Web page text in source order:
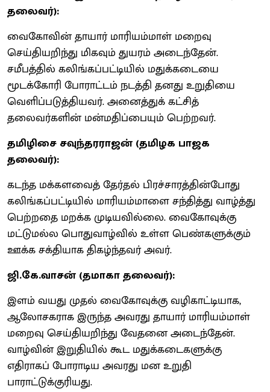
தலைவர்):
வைகோவின் தாயார் மாரியம்மாள் மறைவு
செய்தியறிந்து மிகவும் துயரம் அடைந்தேன்.
சமீபத்தில் கலிங்கப்பட்டியில் மதுக்கடையை
மூடக்கோரி போராட்டம் நடத்தி தனது உறுதியை
வெளிப்படுத்தியவர். அனைத்துக் கட்சித்
தலைவர்களின் மன்மதிப்பையும் பெற்றவர்.
தமிழிசை சவுந்தரராஜன் (தமிழக பாஜக
தலைவர்):
கடந்த மக்களவைத் தேர்தல் பிரச்சாரத்தின்போது
கலிங்கப்பட்டியில் மாரியம்மாளை சந்தித்து வாழ்த்து
பெற்றதை மறக்க முடியவில்லை. வைகோவுக்கு
மட்டுமல்ல பொதுவாழ்வில் உள்ள பெண்களுக்கும்
ஊக்க சக்தியாக திகழ்ந்தவர் அவர்.
ஜி.கே.வாசன் (தமாகா தலைவர்):
இளம் வயது முதல் வைகோவுக்கு வழிகாட்டியாக,
ஆலோசகராக இருந்த அவரது தாயார் மாரியம்மாள்
மறைவு செய்தியறிந்து வேதனை அடைந்தேன்.
வாழ்வின் இறுதியில் கூட மதுக்கடைகளுக்கு
எதிராகப் போராடிய அவரது மன உறுதி
பாராட்டுக்குரியது.